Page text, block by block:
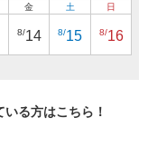
金
8/14
土
8/15
日
8/16
る方はこちら！